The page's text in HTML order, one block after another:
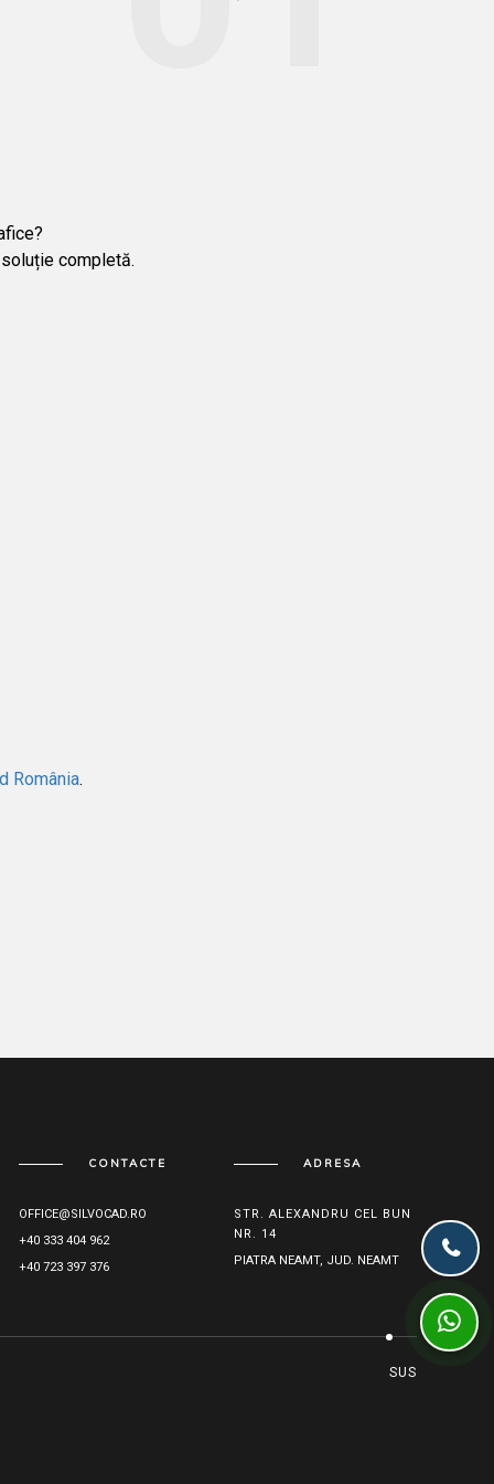
completă.
România.
CONTACTE
OFFICE@SILVOCAD.RO
+40 333 404 962
+40 723 397 376
ADRESA
STR. ALEXANDRU CEL BUN
NR. 14
PIATRA NEAMT, JUD. NEAMT
SUS